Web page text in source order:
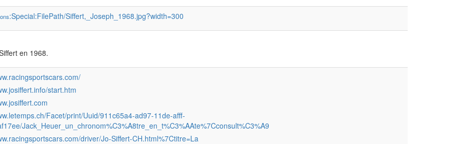
:Special:FilePath/Siffert,_Joseph_1968.jpg?width=300
en 1968.
start.htm
Facet/print/Uuid/911c65a4-ad97-11de-afff-
Jack_Heuer_un_chronom%C3%A8tre_en_t%C3%AAte%7Cconsult%C3%A9
driver/Jo-Siffert-CH.html%7Ctitre=La